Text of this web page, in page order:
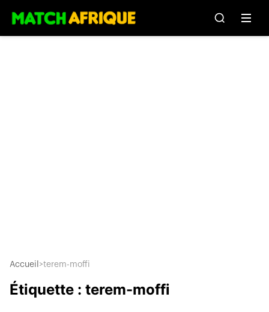
Accueil >terem-moffi
Étiquette : terem-moffi